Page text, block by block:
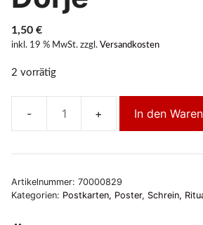
1,50 €
inkl. 19 % MwSt. zzgl. Versandkosten
2 vorrätig
"Kannon"gemalt
H.H.Karmapa
Trinley
Dorje
In den
Artikelnummer: 70000829
Kategorien: Postkarten, Poster, Schrein,